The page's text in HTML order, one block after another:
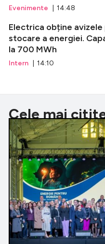
Evenimente | 14:48
Electrica obține
stocare a energiei.
la 700 MWh
Intern | 14:10
Cele mai